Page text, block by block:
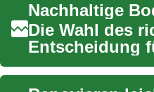
Nachhaltige
Die Wahl des
Entscheidung
auch Fun...